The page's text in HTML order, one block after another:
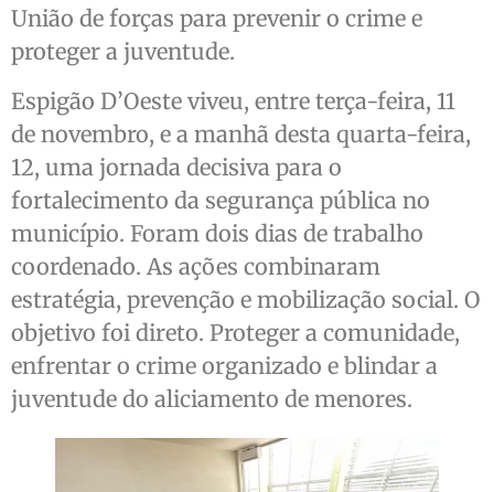
União de forças para prevenir o crime e
proteger a juventude.
Espigão D’Oeste viveu, entre terça-feira, 11
de novembro, e a manhã desta quarta-feira,
12, uma jornada decisiva para o
fortalecimento da segurança pública no
município. Foram dois dias de trabalho
coordenado. As ações combinaram
estratégia, prevenção e mobilização social. O
objetivo foi direto. Proteger a comunidade,
enfrentar o crime organizado e blindar a
juventude do aliciamento de menores.